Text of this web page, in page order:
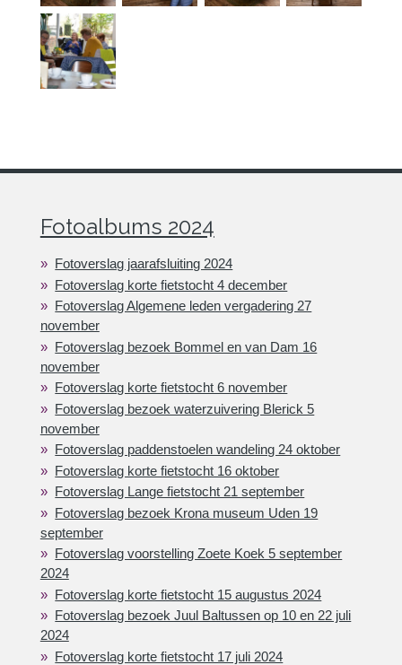
Fotoalbums 2024
Fotoverslag jaarafsluiting 2024
Fotoverslag korte fietstocht 4 december
Fotoverslag Algemene leden vergadering 27
november
Fotoverslag bezoek Bommel en van Dam 16
november
Fotoverslag korte fietstocht 6 november
Fotoverslag bezoek waterzuivering Blerick 5
november
Fotoverslag paddenstoelen wandeling 24 oktober
Fotoverslag korte fietstocht 16 oktober
Fotoverslag Lange fietstocht 21 september
Fotoverslag bezoek Krona museum Uden 19
september
Fotoverslag voorstelling Zoete Koek 5 september
2024
Fotoverslag korte fietstocht 15 augustus 2024
Fotoverslag bezoek Juul Baltussen op 10 en 22 juli
2024
Fotoverslag korte fietstocht 17 juli 2024